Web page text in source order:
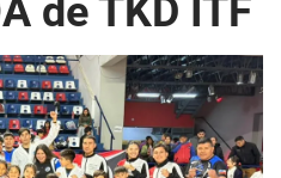
de TKD ITF